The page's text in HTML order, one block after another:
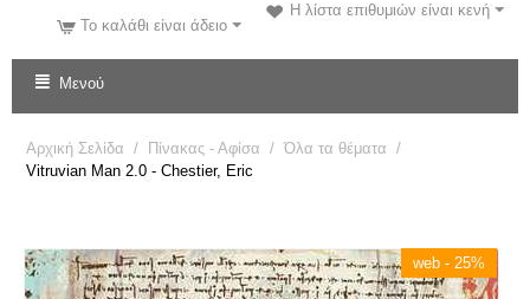
Η λίστα επιθυμιών είναι κενή
Το καλάθι είναι άδειο
Μενού
Αρχική Σελίδα / Πίνακας - Αφίσα / Όλα τα θέματα /
Vitruvian Man 2.0 - Chestier, Eric
web - 25%